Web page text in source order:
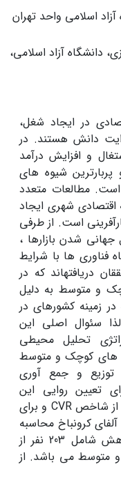
اسلامی واحد تهران
دانشگاه آزاد اسلامی،
در ایجاد شغل،
دانش هستند. در
و افزایش درآمد
شیوه های
مطالعات متعدد
اقتصادی شهری ایجاد
است. از طرفی
شدن بازارها ،
فناوری ها با شرایط
دریافتهاند که در
و متوسط به دلیل
زمینه کشورهای در
سئوال اصلی این
تحلیل محیطی
های کوچک و متوسط
توزیع و جمع آوری
تعیین روایی این
پرسشنامه از روش صوری و با استفاده از شاخص CVR و برای
کرونباخ محاسبه
گردیده است. جامعۀ آماری این پژوهش شامل 203 نفر از
متوسط می باشد. از